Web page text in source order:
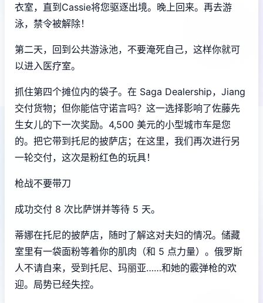
衣室，直到Cassie将您驱逐出境。晚上回来。再去游
泳，禁令被解除！
第二天，回到公共游泳池，不要淹死自己，这样你就可
以进入医疗室。
抓住第四个摊位内的袋子。在 Saga Dealership，Jiang
交付货物；但你能信守诺言吗？这一选择影响了佐藤先
生女儿的下一次奖励。4,500 美元的小型城市车是您
的。把它带到托尼的披萨店；在这里，我们再次进行另
一轮交付，这次是粉红色的玩具！
枪战不要带刀
成功交付 8 次比萨饼并等待 5 天。
蒂娜在托尼的披萨店，随时了解这对夫妇的情况。储藏
室里有一袋面粉等着你的肌肉（和 5 点力量）。俄罗斯
人不请自来，受到托尼、玛丽亚……和她的霰弹枪的欢
迎。局势已经失控。